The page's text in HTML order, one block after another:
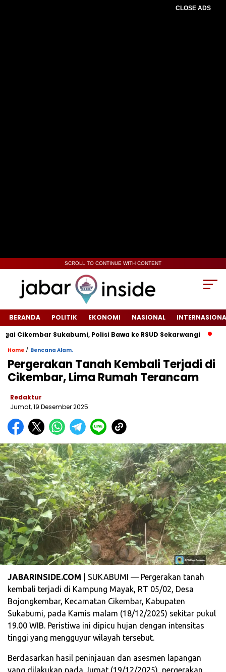
CLOSE ADS
SCROLL TO CONTINUE WITH CONTENT
BERANDA POLITIK EKONOMI NASIONAL
Sukabumi, Polisi Bawa ke RSUD Sekarwangi‎
Home / Bencana Alam.
Pergerakan Tanah Kembali Terjadi di
Cikembar, Lima Rumah Terancam
Redaktur
Jumat, 19 Desember 2025
JABARINSIDE.COM | SUKABUMI — Pergerakan tanah
kembali terjadi di Kampung Mayak, RT 05/02, Desa
Bojongkembar, Kecamatan Cikembar, Kabupaten
Sukabumi, pada Kamis malam (18/12/2025) sekitar pukul
19.00 WIB. Peristiwa ini dipicu hujan dengan intensitas
tinggi yang mengguyur wilayah tersebut.
Berdasarkan hasil peninjauan dan asesmen lapangan
yang dilakukan pada Jumat (19/12/2025), pergerakan